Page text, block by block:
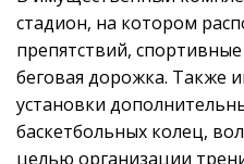
стадион, на котором
препятствий,
беговая дорожка. Также
установки
баскетбольных колец,
целью организации